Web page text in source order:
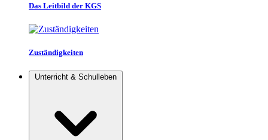
Das Leitbild der KGS
Zuständigkeiten
Unterricht & Schulleben